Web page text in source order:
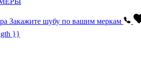
Закажите шубу по вашим меркам
}}